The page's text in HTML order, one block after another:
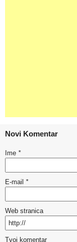
Novi Komentar
Ime *
E-mail *
Web stranica
Tvoj komentar